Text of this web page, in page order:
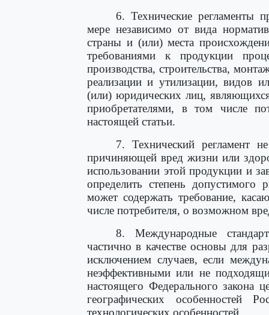
6. Технические регламенты
мере независимо от вида
страны и (или) места
требованиями к продукции
производства, строительства,
реализации и утилизации, видов
(или) юридических лиц,
приобретателями, в том числе
настоящей статьи.
7. Технический регламент
причиняющей вред жизни или
использовании этой продукции и
определить степень допустимого
может содержать требование,
числе потребителя, о возможном
8. Международные
частично в качестве основы для
исключением случаев, если
неэффективными или не
настоящего Федерального закона
географических особенностей
технологических особенностей.